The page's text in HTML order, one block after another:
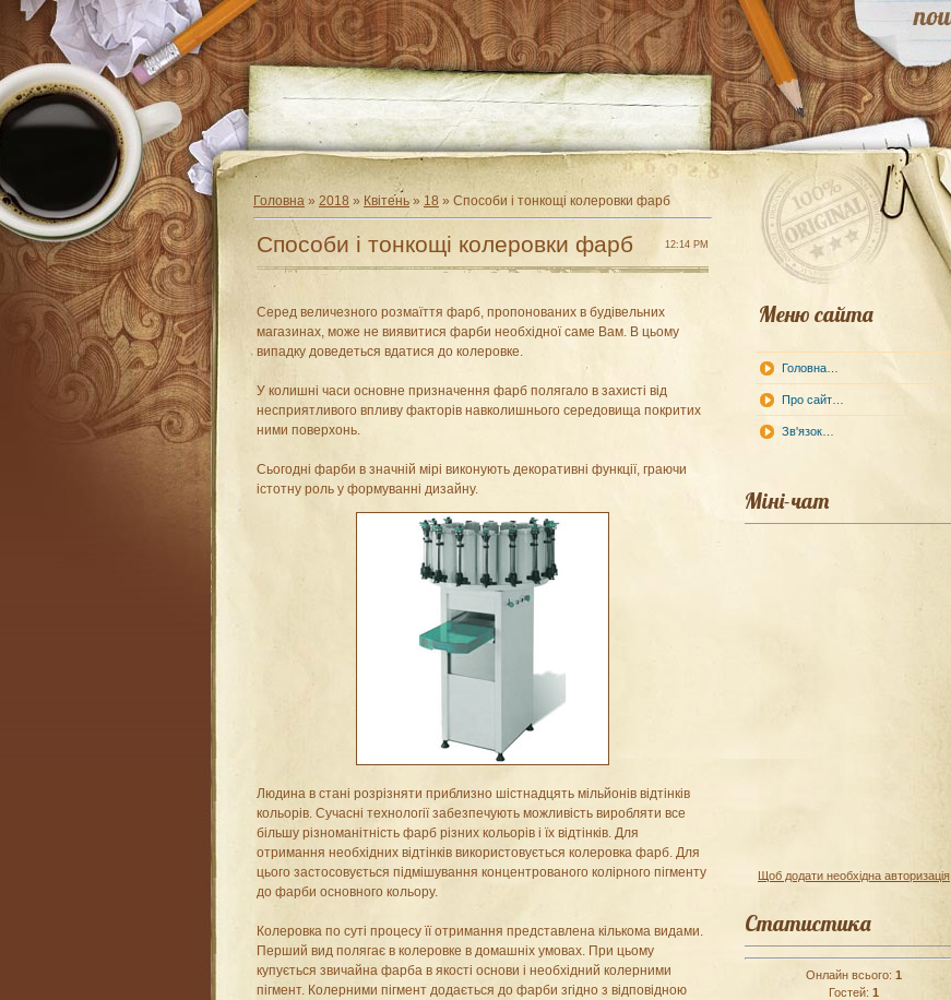
Головна » 2018 » Квітень » 18 » Способи і тонкощі колеровки фарб
12:14 PM
Способи і тонкощі колеровки фарб
Серед величезного розмаїття фарб, пропонованих в будівельних
магазинах, може не виявитися фарби необхідної саме Вам. В цьому
випадку доведеться вдатися до колеровке.
У колишні часи основне призначення фарб полягало в захисті від
несприятливого впливу факторів навколишнього середовища покритих
ними поверхонь.
Сьогодні фарби в значній мірі виконують декоративні функції, граючи
істотну роль у формуванні дизайну.
Людина в стані розрізняти приблизно шістнадцять мільйонів відтінків
кольорів. Сучасні технології забезпечують можливість виробляти все
більшу різноманітність фарб різних кольорів і їх відтінків. Для
отримання необхідних відтінків використовується колеровка фарб. Для
цього застосовується підмішування концентрованого колірного пігменту
до фарби основного кольору.
Колеровка по суті процесу її отримання представлена ​​кількома видами.
Перший вид полягає в колеровке в домашніх умовах. При цьому
купується звичайна фарба в якості основи і необхідний колерними
пігмент. Колерними пігмент додається до фарби згідно з відповідною
Меню сайта
Головна…
Про сайт…
Зв'язок…
Міні-чат
Щоб додати необхідна авторизація
Статистика
Онлайн всього: 1
Гостей: 1